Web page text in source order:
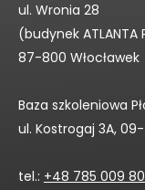
ul. Wronia 28
(budynek ATLANTA
87-800 Włocławek
Baza szkoleniowa
ul. Kostrogaj 3A,
tel.: +48 785 009